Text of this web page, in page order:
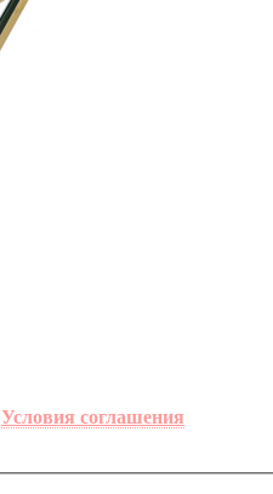
Условия соглашения